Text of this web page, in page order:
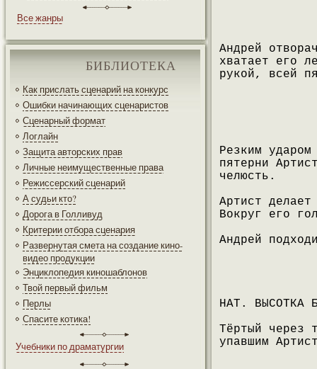
Все жанры
БИБЛИОТЕКА
Как прислать сценарий на конкурс
Ошибки начинающих сценаристов
Сценарный формат
Логлайн
Защита авторских прав
Личные неимущественные права
Режиссерский сценарий
А судьи кто?
Дорога в Голливуд
Критерии отбора сценария
Развернутая смета на создание кино-
видео продукции
Энциклопедия киношаблонов
Твой первый фильм
Перлы
Спасите котика!
Учебники по драматургии
Андрей
хватает его
рукой, всей
Резким
пятерни
челюсть.
Артист
Вокруг его
Андрей
НАТ. ВЫСОТКА
Тёртый через
упавшим